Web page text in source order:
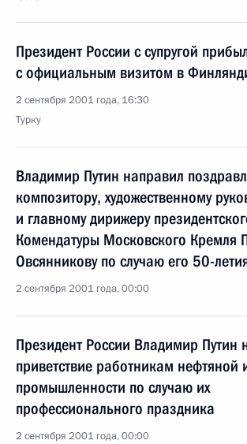
Президент России с супругой
с официальным визитом в
2 сентября 2001 года, 16:30
Турку
Владимир Путин направил
композитору, художественному
и главному дирижеру
Комендатуры Московского Кремля
Овсянникову по случаю его 50-
2 сентября 2001 года, 00:00
Президент России Владимир Путин
приветствие работникам нефтяной
промышленности по случаю их
профессионального праздника
2 сентября 2001 года, 00:00